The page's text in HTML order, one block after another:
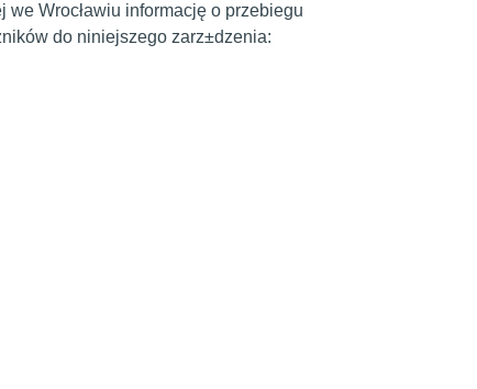
Wrocławiu informację o przebiegu
do niniejszego zarz±dzenia: